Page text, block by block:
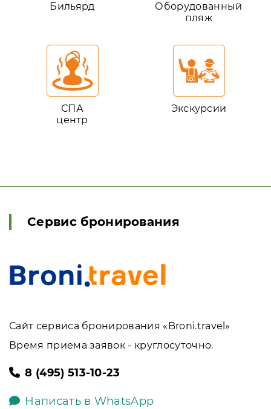
Бильярд
Оборудованный
пляж
СПА
центр
Экскурсии
Сервис бронирования
Сайт сервиса бронирования «Broni.travel»
Время приема заявок - круглосуточно.
8 (495) 513-10-23
Написать в WhatsApp